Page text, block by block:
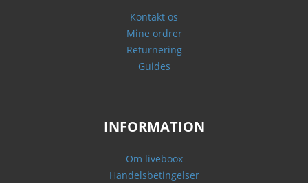
Kontakt os
Mine ordrer
Returnering
Guides
INFORMATION
Om liveboox
Handelsbetingelser